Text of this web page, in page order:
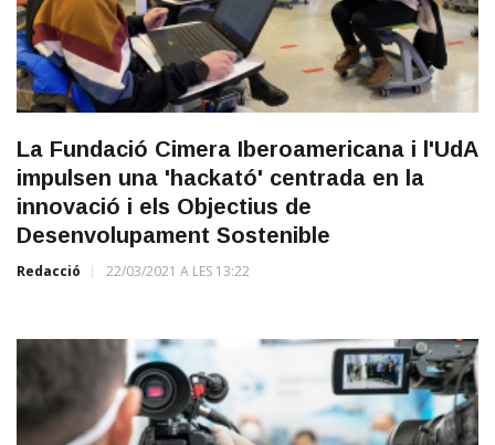
La Fundació Cimera Iberoamericana i l'UdA
impulsen una 'hackató' centrada en la
innovació i els Objectius de
Desenvolupament Sostenible
Redacció 22/03/2021 A LES 13:22